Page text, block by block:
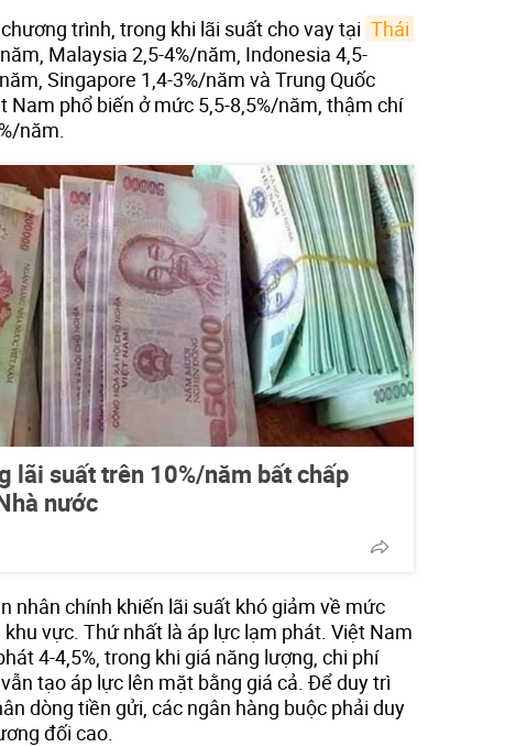
trình, trong khi lãi suất cho vay tại Thái
Malaysia 2,5-4%/năm, Indonesia 4,5-
Singapore 1,4-3%/năm và Trung Quốc
Nam phổ biến ở mức 5,5-8,5%/năm, thậm chí
năm.
lãi suất trên 10%/năm bất chấp
nước
nhân chính khiến lãi suất khó giảm về mức
vực. Thứ nhất là áp lực lạm phát. Việt Nam
4-4,5%, trong khi giá năng lượng, chi phí
tạo áp lực lên mặt bằng giá cả. Để duy trì
dòng tiền gửi, các ngân hàng buộc phải duy
đối cao.